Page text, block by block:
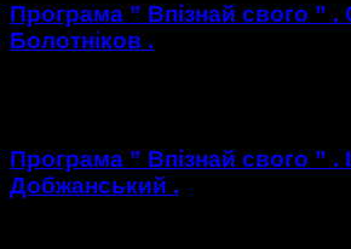
Програма ” Впізнай свого ” .
Болотніков .
Програма ” Впізнай свого ” .
Добжанський .